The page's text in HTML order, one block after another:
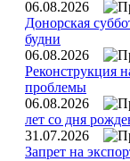
06.08.2026
Донорская
будни
06.08.2026
Реконструкция
проблемы
06.08.2026
лет со дня
31.07.2026
Запрет на